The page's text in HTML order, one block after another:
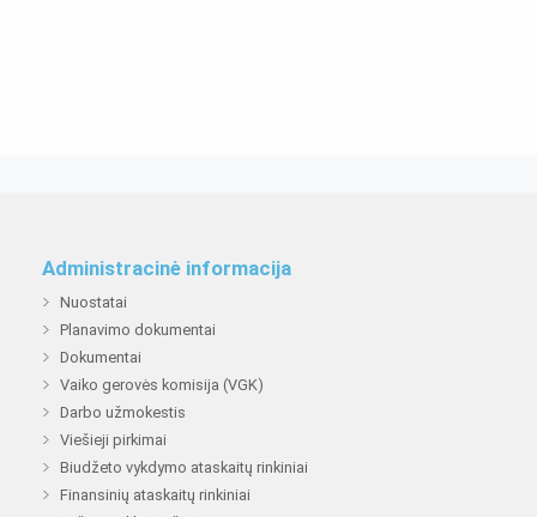
Administracinė informacija
Nuostatai
Planavimo dokumentai
Dokumentai
Vaiko gerovės komisija (VGK)
Darbo užmokestis
Viešieji pirkimai
Biudžeto vykdymo ataskaitų rinkiniai
Finansinių ataskaitų rinkiniai